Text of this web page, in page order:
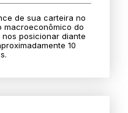
de sua carteira no
macroeconômico do
posicionar diante
10